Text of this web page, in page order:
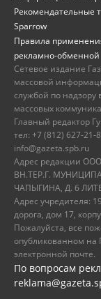
Рекомендательные
Sparrow
Правила
рекламно-
Сетевое издание
массовой
службой по
массовых
Главный редактор
тел: +7 (812) 627-
info@gazeta.spb.ru
Адрес редакции ООО
ВН.ТЕР.Г.
ЧАПЫГИНА, Д. 6
Адрес учредителя:
дорога, дом 17,
Пожалуйста, все
опубликованном на
электронной почте.
По вопросам